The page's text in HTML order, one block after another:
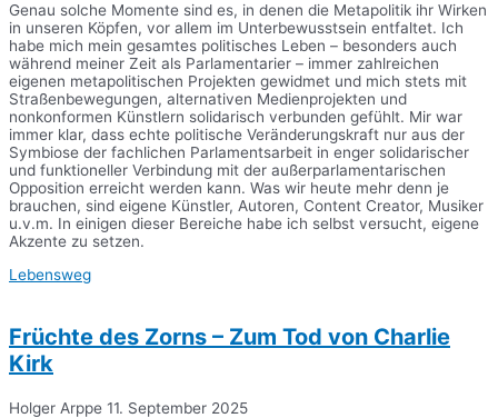
Genau solche Momente sind es, in denen die Metapolitik ihr Wirken
in unseren Köpfen, vor allem im Unterbewusstsein entfaltet. Ich
habe mich mein gesamtes politisches Leben – besonders auch
während meiner Zeit als Parlamentarier – immer zahlreichen
eigenen metapolitischen Projekten gewidmet und mich stets mit
Straßenbewegungen, alternativen Medienprojekten und
nonkonformen Künstlern solidarisch verbunden gefühlt. Mir war
immer klar, dass echte politische Veränderungskraft nur aus der
Symbiose der fachlichen Parlamentsarbeit in enger solidarischer
und funktioneller Verbindung mit der außerparlamentarischen
Opposition erreicht werden kann. Was wir heute mehr denn je
brauchen, sind eigene Künstler, Autoren, Content Creator, Musiker
u.v.m. In einigen dieser Bereiche habe ich selbst versucht, eigene
Akzente zu setzen.
Lebensweg
Früchte des Zorns – Zum Tod von Charlie
Kirk
Holger Arppe 11. September 2025